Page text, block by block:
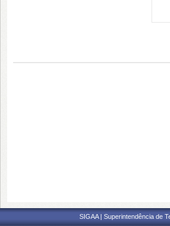
SIGAA | Superintendência de